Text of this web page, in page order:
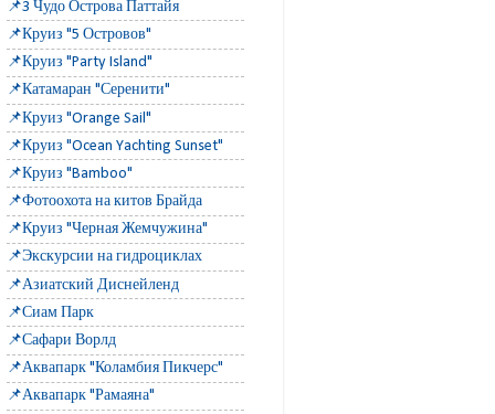
📌3 Чудо Острова Паттайя
📌Круиз "5 Островов"
📌Круиз "Party Island"
📌Катамаран "Серенити"
📌Круиз "Orange Sail"
📌Круиз "Ocean Yachting Sunset"
📌Круиз "Bamboo"
📌Фотоохота на китов Брайда
📌Круиз "Черная Жемчужина"
📌Экскурсии на гидроциклах
📌Азиатский Диснейленд
📌Сиам Парк
📌Сафари Ворлд
📌Аквапарк "Коламбия Пикчерс"
📌Аквапарк "Рамаяна"